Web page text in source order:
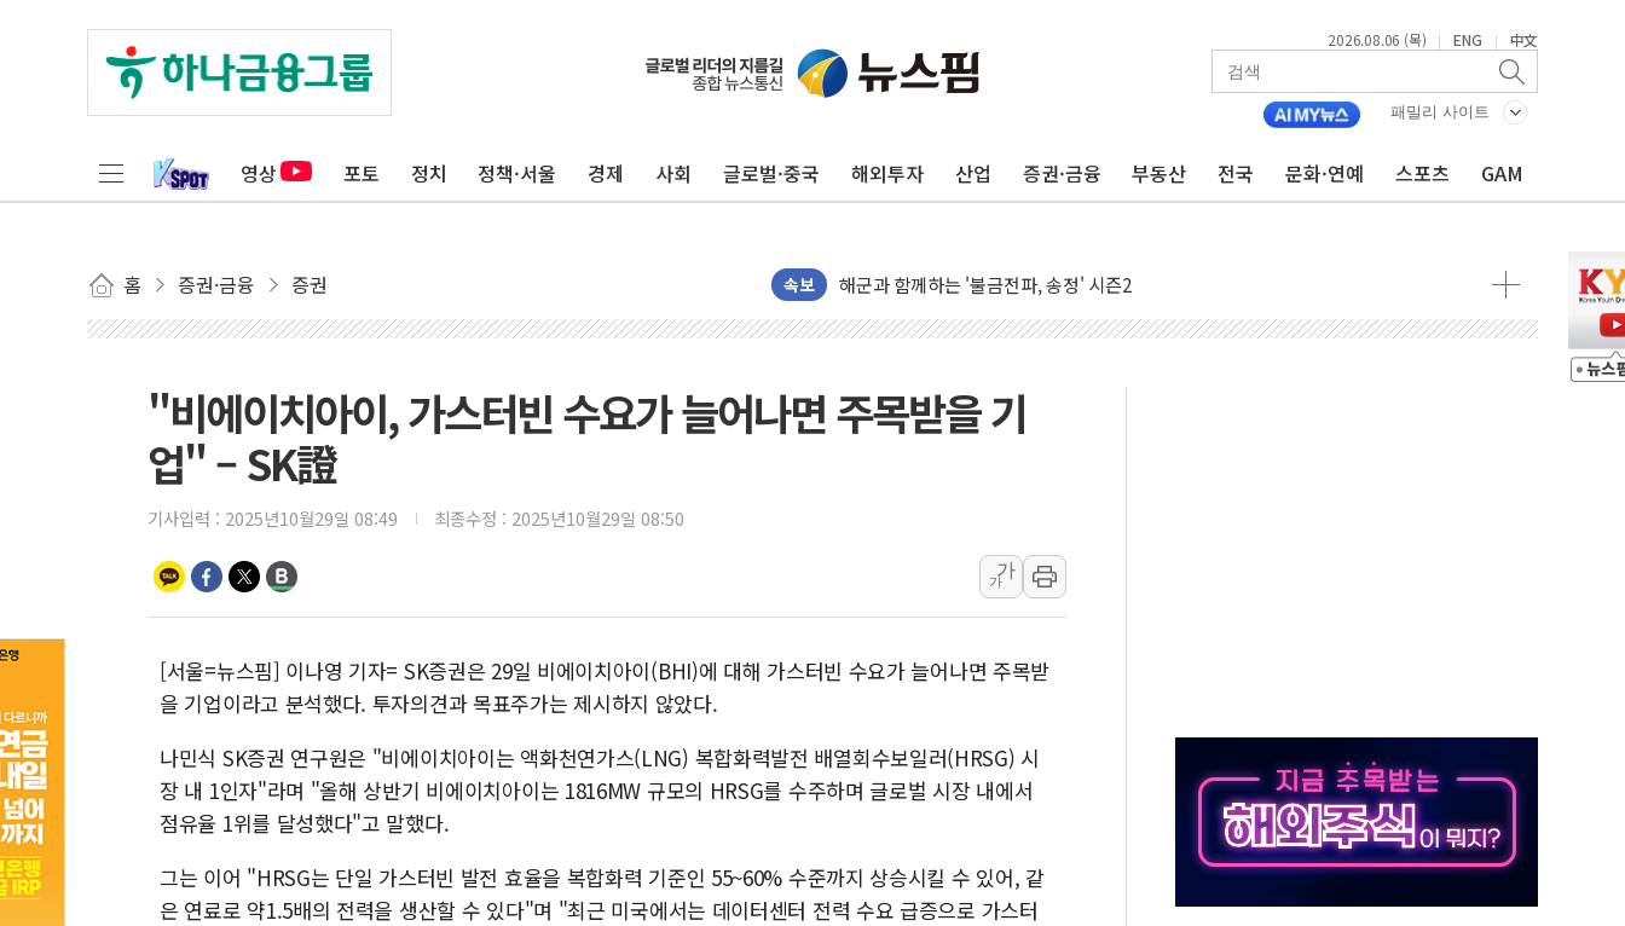
2026.08.06 (목) | ENG | 中文
패밀리 사이트
영상 포토 정치 정책·서울 경제 사회 글로벌·중국 해외투자 산업 증권·금융 부동산 전국 문화·연예 스포츠 GAM
홈 증권·금융 증권 속보
주한미군 "오산기지 누출, 백린 아닌 무해한 표면 부식 물질"
해군과 함께하는 '불금전파, 송정' 시즌2
강원도 폭염특보 11일째…온열질환·가축 피해 최소화 '총력 대응'
[르포] 39도 폭염 속 잠실 개표소 시위 '62일째'..."대부분 여기서 상주"
강원·전라권 폭염중대경보 확대…온열질환자 2665명·사망 23명
종로·중구 오피스 78%가 준공 10년 이상…리뉴얼이 경쟁력 가른다
법원, '관저 이전 봐주기 감사' 유병호 구속적부심 기각
우크라, 러 탄도미사일 공격에 속수무책… 패트리엇 미사일 지원, 작년의 3분의 1
[종합] 특검, '양평' 원희룡 2차 조사…'당정대 회의' 한동훈·방기선 수사도 속도
[내일날씨] 절기상 '입추'에 폭염 절정…서울 한낮 39도
개혁신당 "민주, '盧 수사' 악연으로 형사사법 틀 바꿔…국민 불안감 가중"
CJ온스타일, 2분기 영업익 260억원…전년 比 21.2%↑
"비에이치아이, 가스터빈 수요가 늘어나면 주목받을 기
업" – SK證
기사입력 : 2025년10월29일 08:49 최종수정 : 2025년10월29일 08:50
가
가
[서울=뉴스핌] 이나영 기자= SK증권은 29일 비에이치아이(BHI)에 대해 가스터빈 수요가 늘어나면 주목받
을 기업이라고 분석했다. 투자의견과 목표주가는 제시하지 않았다.
나민식 SK증권 연구원은 "비에이치아이는 액화천연가스(LNG) 복합화력발전 배열회수보일러(HRSG) 시
장 내 1인자"라며 "올해 상반기 비에이치아이는 1816MW 규모의 HRSG를 수주하며 글로벌 시장 내에서
점유율 1위를 달성했다"고 말했다.
그는 이어 "HRSG는 단일 가스터빈 발전 효율을 복합화력 기준인 55~60% 수준까지 상승시킬 수 있어, 같
은 연료로 약1.5배의 전력을 생산할 수 있다"며 "최근 미국에서는 데이터센터 전력 수요 급증으로 가스터